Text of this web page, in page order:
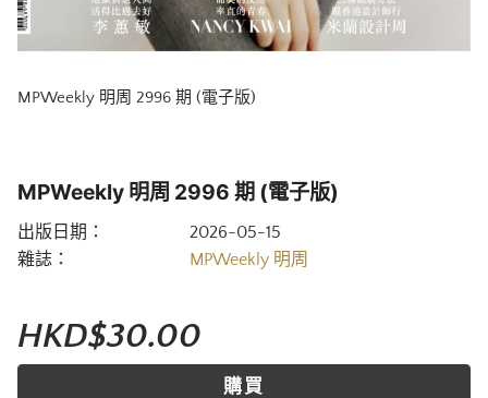
MPWeekly 明周 2996 期 (電子版)
MPWeekly 明周 2996 期 (電子版)
出版日期：
2026-05-15
雜誌：
MPWeekly 明周
HKD$30.00
購買